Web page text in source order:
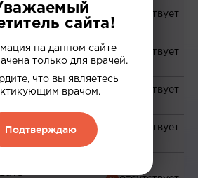
на
в
по
сайта!
на данном сайте
только для врачей.
что вы являетесь
врачом.
Подтверждаю